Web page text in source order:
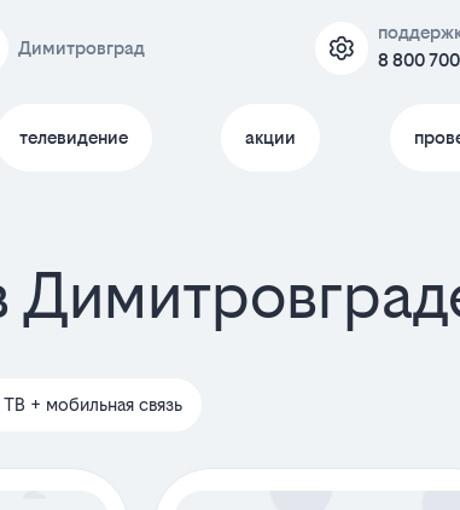
Димитровград
8 800
телевидение акции
+ мобильная связь